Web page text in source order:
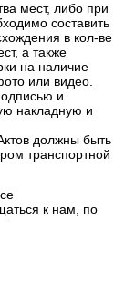
мест, либо при
составить
в кол-ве
а также
на наличие
или видео.
и
накладную и
должны быть
транспортной
к нам, по